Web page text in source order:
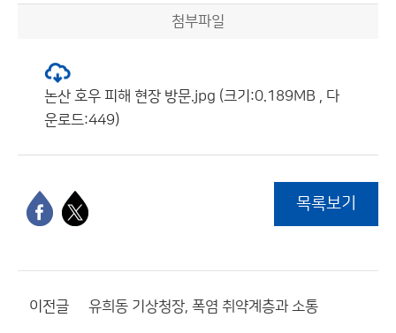
첨부파일
논산 호우 피해 현장 방문.jpg (크기:0.189MB , 다
운로드:449)
목록보기
이전글 유희동 기상청장, 폭염 취약계층과 소통